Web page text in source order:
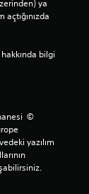
ya
bilgi
©
yazılım